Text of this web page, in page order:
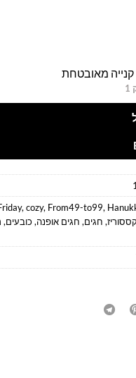
מאובטחת
, cozy, From49-to99,
, חגים, חגים אופנה, כובעים,